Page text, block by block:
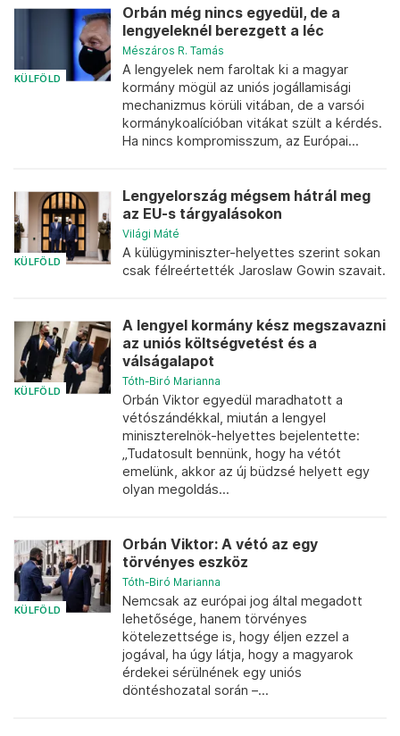
KÜLFÖLD
Orbán még nincs egyedül, de a
lengyeleknél berezgett a léc
Mészáros R. Tamás
A lengyelek nem faroltak ki a magyar
kormány mögül az uniós jogállamisági
mechanizmus körüli vitában, de a varsói
kormánykoalícióban vitákat szült a kérdés.
Ha nincs kompromisszum, az Európai...
KÜLFÖLD
Lengyelország mégsem hátrál meg
az EU-s tárgyalásokon
Világi Máté
A külügyminiszter-helyettes szerint sokan
csak félreértették Jaroslaw Gowin szavait.
KÜLFÖLD
A lengyel kormány kész megszavazni
az uniós költségvetést és a
válságalapot
Tóth-Biró Marianna
Orbán Viktor egyedül maradhatott a
vétószándékkal, miután a lengyel
miniszterelnök-helyettes bejelentette:
„Tudatosult bennünk, hogy ha vétót
emelünk, akkor az új büdzsé helyett egy
olyan megoldás...
KÜLFÖLD
Orbán Viktor: A vétó az egy
törvényes eszköz
Tóth-Biró Marianna
Nemcsak az európai jog által megadott
lehetősége, hanem törvényes
kötelezettsége is, hogy éljen ezzel a
jogával, ha úgy látja, hogy a magyarok
érdekei sérülnének egy uniós
döntéshozatal során –...